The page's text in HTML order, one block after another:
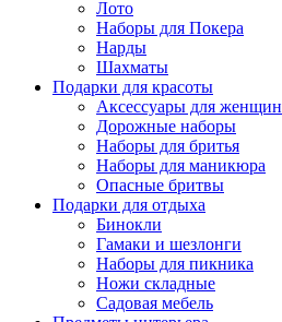
Лото
Наборы для Покера
Нарды
Шахматы
Подарки для красоты
Аксессуары для женщин
Дорожные наборы
Наборы для бритья
Наборы для маникюра
Опасные бритвы
Подарки для отдыха
Бинокли
Гамаки и шезлонги
Наборы для пикника
Ножи складные
Садовая мебель